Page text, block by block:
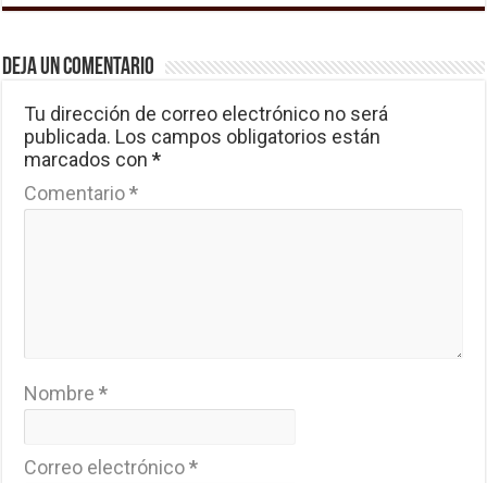
Deja un comentario
Tu dirección de correo electrónico no será
publicada. Los campos obligatorios están
marcados con*
Comentario*
Nombre*
Correo electrónico*